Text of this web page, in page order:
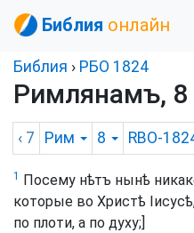
Библия онлайн
Библия › РБО 1824
Римлянамъ, 8
‹ 7 Рим 8 RBO-
1
Посему нѣтъ нынѣ
которые во Христѣ
по плоти, а по духу;]